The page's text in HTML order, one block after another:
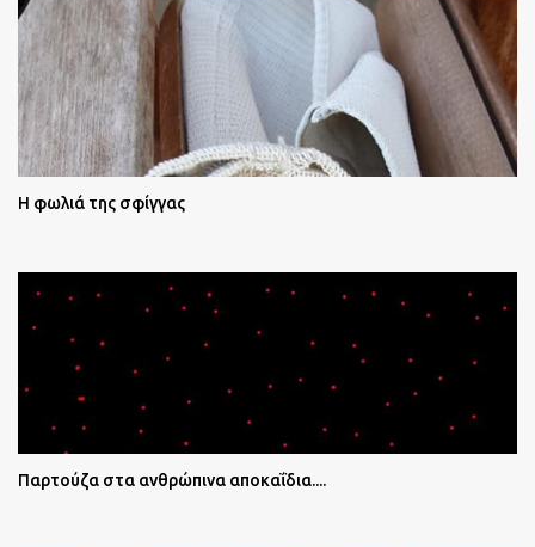
Η φωλιά της σφίγγας
Παρτούζα στα ανθρώπινα αποκαΐδια....